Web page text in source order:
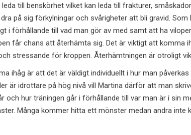
till benskörhet vilket kan leda till frakturer,
på sig förkylningar och svårigheter att bli gravid. Som
i förhållande till vad man gör av med samt att ha
får chans att återhämta sig. Det är viktigt att komma
stressande för kroppen. Återhämtningen är otroligt
ihåg är att det är väldigt individuellt i hur man påverkas
är idrottare på hög nivå vill Martina därför att man
och hur träningen går i förhållande till var man är i sin
Många kommer hitta ett mönster medan andra inte